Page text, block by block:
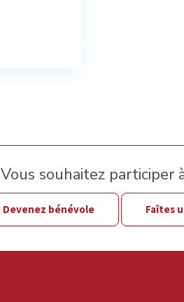
Vous souhaitez participer
Devenez bénévole Faîtes